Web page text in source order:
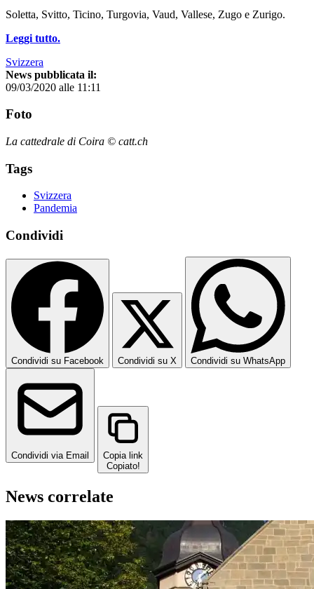
Soletta, Svitto, Ticino, Turgovia, Vaud, Vallese, Zugo e Zurigo.
Leggi tutto.
Svizzera
News pubblicata il:
09/03/2020 alle 11:11
Foto
La cattedrale di Coira © catt.ch
Tags
Svizzera
Pandemia
Condividi
Condividi su Facebook Condividi su X Condividi su WhatsApp
Condividi via Email
Copia link
Copiato!
News correlate